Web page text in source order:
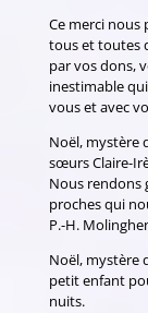
Ce merci nous
tous et toutes
par vos dons,
inestimable
vous et avec
Noël, mystère
sœurs Claire-
Nous rendons
proches qui
P.-H.
Noël, mystère
petit enfant
nuits.